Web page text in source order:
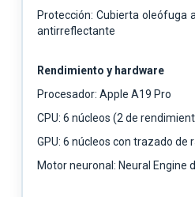
Protección: Cubierta oleófuga
antirreflectante
Rendimiento y hardware
Procesador: Apple A19 Pro
CPU: 6 núcleos (2 de
GPU: 6 núcleos con trazado de
Motor neuronal: Neural Engine